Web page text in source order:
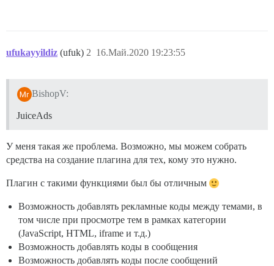
ufukayyildiz (ufuk) 16.Май.2020 19:23:55
2
BishopV:
JuiceAds
У меня такая же проблема. Возможно, мы можем собрать
средства на создание плагина для тех, кому это нужно.
Плагин с такими функциями был бы отличным
Возможность добавлять рекламные коды между темами, в
том числе при просмотре тем в рамках категории
(JavaScript, HTML, iframe и т.д.)
Возможность добавлять коды в сообщения
Возможность добавлять коды после сообщений